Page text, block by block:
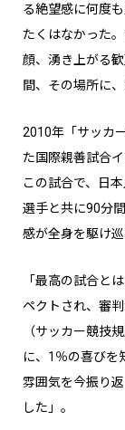
る絶望感に何度
たくはなかった
顔、湧き上がる
間、その場所に
2010年「サッカ
た国際親善試合
この試合で、日
選手と共に90分
感が全身を駆け巡
「最高の試合と
ペクトされ、審
（サッカー競技
に、1％の喜びを
雰囲気を今振り
した」。